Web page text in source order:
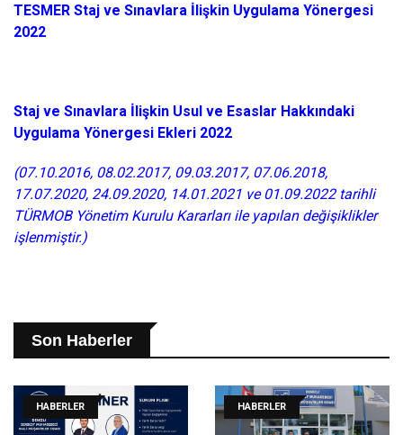
TESMER Staj ve Sınavlara İlişkin Uygulama Yönergesi
2022
Staj ve Sınavlara İlişkin Usul ve Esaslar Hakkındaki
Uygulama Yönergesi Ekleri 2022
(07.10.2016, 08.02.2017, 09.03.2017, 07.06.2018,
17.07.2020, 24.09.2020, 14.01.2021 ve 01.09.2022 tarihli
TÜRMOB Yönetim Kurulu Kararları ile yapılan değişiklikler
işlenmiştir.)
Son Haberler
HABERLER HABERLER